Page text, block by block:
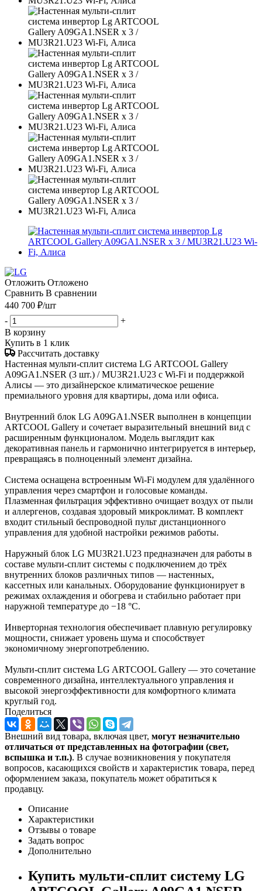
Отложить Отложено
Сравнить В сравнении
440 700 ₽/шт
-
+
В корзину
Купить в 1 клик
Рассчитать доставку
Настенная мульти-сплит система LG ARTCOOL Gallery
A09GA1.NSER (3 шт.) / MU3R21.U23 с Wi-Fi и поддержкой
Алисы — это дизайнерское климатическое решение
премиального уровня для квартиры, дома или офиса.
Внутренний блок LG A09GA1.NSER выполнен в концепции
ARTCOOL Gallery и сочетает выразительный внешний вид с
расширенным функционалом. Модель выглядит как
декоративная панель и гармонично интегрируется в интерьер,
превращаясь в полноценный элемент дизайна.
Система оснащена встроенным Wi-Fi модулем для удалённого
управления через смартфон и голосовые команды.
Плазменная фильтрация эффективно очищает воздух от пыли
и аллергенов, создавая здоровый микроклимат. В комплект
входит стильный беспроводной пульт дистанционного
управления для удобной настройки режимов работы.
Наружный блок LG MU3R21.U23 предназначен для работы в
составе мульти-сплит системы с подключением до трёх
внутренних блоков различных типов — настенных,
кассетных или канальных. Оборудование функционирует в
режимах охлаждения и обогрева и стабильно работает при
наружной температуре до −18 °C.
Инверторная технология обеспечивает плавную регулировку
мощности, снижает уровень шума и способствует
экономичному энергопотреблению.
Мульти-сплит система LG ARTCOOL Gallery — это сочетание
современного дизайна, интеллектуального управления и
высокой энергоэффективности для комфортного климата
круглый год.
Поделиться
Внешний вид товара, включая цвет, могут незначительно
отличаться от представленных на фотографии (свет,
вспышка и т.п.). В случае возникновения у покупателя
вопросов, касающихся свойств и характеристик товара, перед
оформлением заказа, покупатель может обратиться к
продавцу.
Описание
Характеристики
Отзывы о товаре
Задать вопрос
Дополнительно
Купить мульти-сплит систему LG